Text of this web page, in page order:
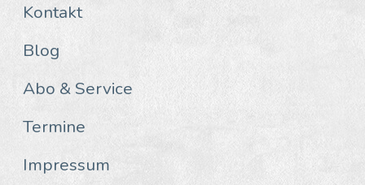
Kontakt
Blog
Abo & Service
Termine
Impressum